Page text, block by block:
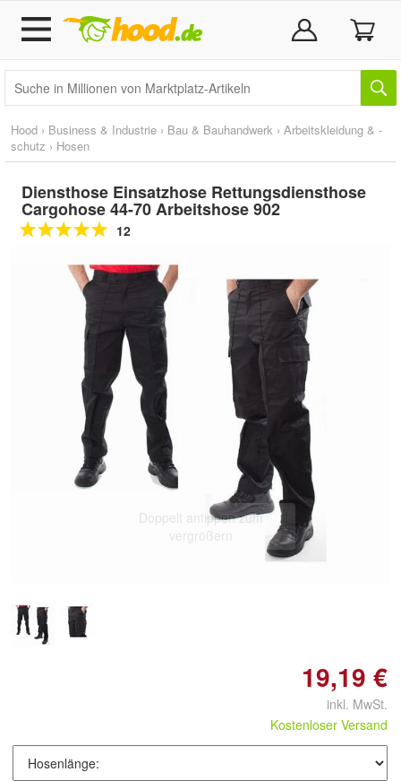
Hood › Business & Industrie › Bau & Bauhandwerk › Arbeitskleidung & -
schutz › Hosen
Diensthose Einsatzhose Rettungsdiensthose
Cargohose 44-70 Arbeitshose 902
12
Doppelt antippen zum
vergrößern
19,19 €
inkl. MwSt.
Kostenloser Versand